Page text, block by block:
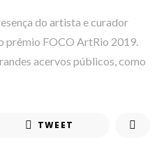
do artista e curador
prêmio FOCO ArtRio 2019.
acervos públicos, como
TWEET